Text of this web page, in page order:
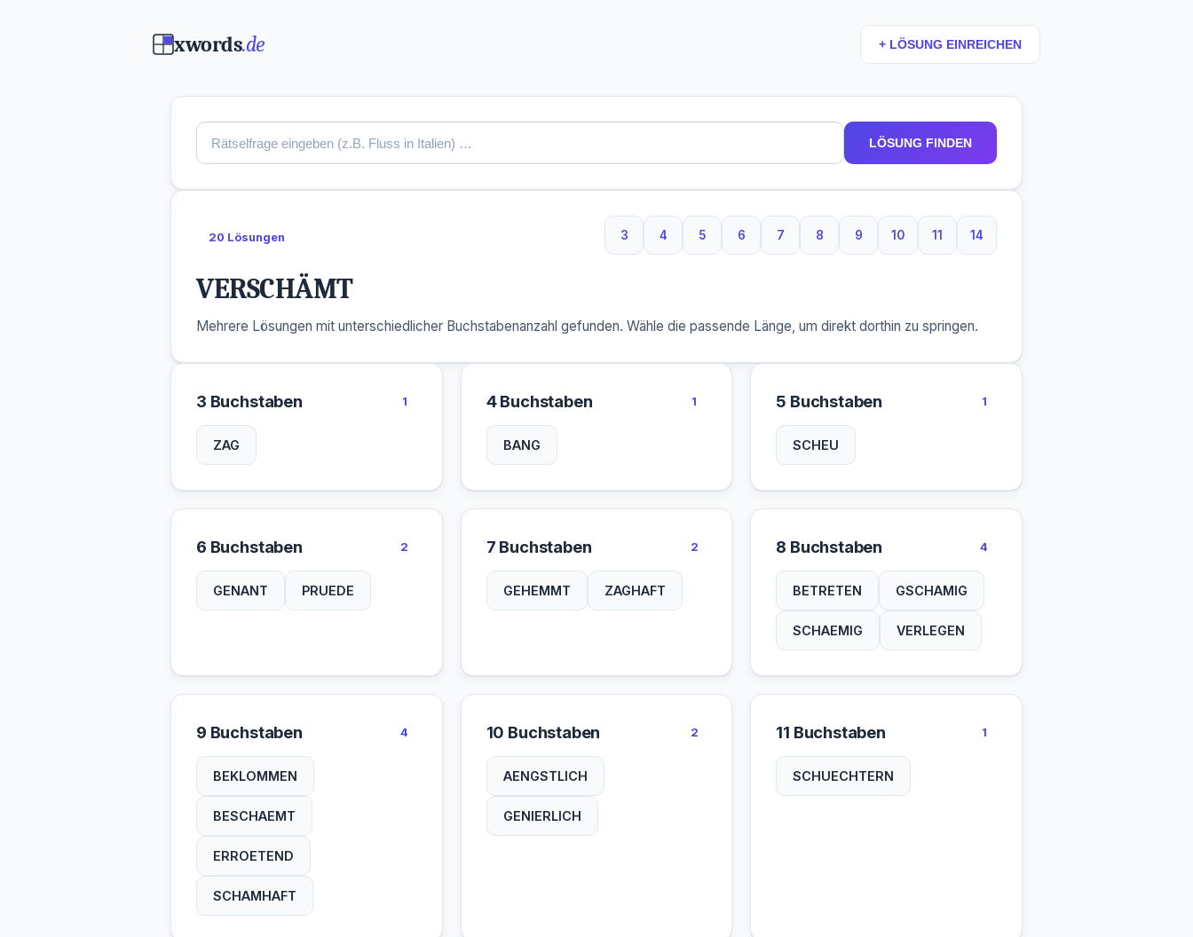
xwords.de + LÖSUNG EINREICHEN
LÖSUNG FINDEN
20 Lösungen 3
3 Buchstaben
4
4 Buchstaben
5
5 Buchstaben
6
6 Buchstaben
7
7 Buchstaben
8
8 Buchstaben
9
9 Buchstaben
10
10 Buchstaben
11
11 Buchstaben
14
14 Buchstaben
VERSCHÄMT
Mehrere Lösungen mit unterschiedlicher Buchstabenanzahl gefunden. Wähle die passende Länge, um direkt dorthin zu springen.
3 Buchstaben 1
ZAG
4 Buchstaben 1
BANG
5 Buchstaben 1
SCHEU
6 Buchstaben 2
GENANT PRUEDE
7 Buchstaben 2
GEHEMMT ZAGHAFT
8 Buchstaben 4
BETRETEN GSCHAMIG
SCHAEMIG VERLEGEN
9 Buchstaben 4
BEKLOMMEN
BESCHAEMT
ERROETEND
SCHAMHAFT
10 Buchstaben 2
AENGSTLICH
GENIERLICH
11 Buchstaben 1
SCHUECHTERN